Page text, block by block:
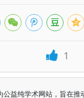
1
益纯学术网站，旨在推